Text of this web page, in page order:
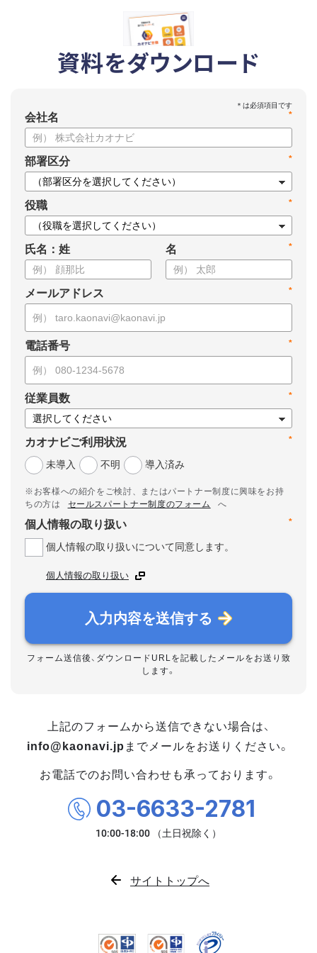
資料をダウンロード
*
会社名
*
部署区分
*
役職
氏名：姓 *
名
*
メールアドレス
*
電話番号
*
従業員数
*
カオナビご利用状況
未導入
不明 導入済み
※お客様への紹介をご検討、またはパートナー制度に興味をお持
ちの方は
セールスパートナー制度のフォーム
へ
*
個人情報の取り扱い
個人情報の取り扱いについて同意します。
個人情報の取り扱い
入力内容を送信する
フォーム送信後、ダウンロードURLを記載したメールをお送り致
します。
上記のフォームから送信できない場合は、
info@kaonavi.jp までメールをお送りください。
お電話でのお問い合わせも承っております。
03-6633-2781
サイトトップへ